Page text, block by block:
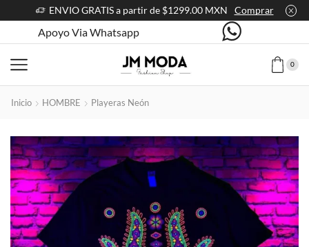
ENVIO GRATIS a partir de $1299.00 MXN Comprar
Apoyo Via Whatsapp
0
Inicio HOMBRE Playeras Neón